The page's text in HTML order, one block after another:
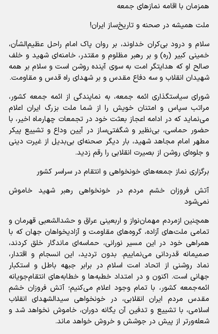
همزمان با اقامه نمازهای جمعه
ملت همیشه در صحنه و تاریخ‌ساز ایران!
سلام و درود بی‌کران خداوند، بر روان پاک امام راحل عظیم‌الشأن،
خمینی کبیر (ره) و بر رهبر مظلوم و مقتدر، خامنه‌ای شهید و خلف
صالح او که هدایتگر امت به سوی آینده روشن است و سلام بر همه
شهیدان انقلاب و سه دفاع مقدس و بر شهدای راه قدس و مقاومت.
شورای سیاستگذاری ائمه جمعه، به نمایندگی از ائمه جمعه کشور،
مراتب سپاس و امتنان خویش را از شما ملت بزرگ ایران اعلام
می‌نماید که در ادامه اعجاز بعثت خود در تجمعات چهارماه اخیر، با
حضور حماسی، بی‌نظیر و شگفتی‌ساز در آیین وداع و تشییع پیکر
مطهر امام مجاهد شهید، بار دیگر صحنه‌ای بی‌بدیل از غیرت دینی
و جلوه‌ای روشن از بصیرت انقلابی را رقم زدید.
برگزاری نماز جمعه‌های خونخواهی و انتقام در سراسر کشور
آتش فروزان خشم مردم در خونخواهی رهبر شهید خاموش
نمی‌شود
همچنین ازمردم مهمان‌نواز و اربعینی عراق و حشدالشعبی قهرمان و
تمامی ملت‌های آزاده، گروه‌های مقاومت و آزادیخواهان جهان که با
همراهی خود در این مسیر نورانی، حماسه‌ای ماندگار خلق کردند،
صمیمانه قدردانی می‌نماییم. بدون تردید، این انسجام و اقتدار،
نماد روشنی از اتحاد امت اسلام در برابر جبهه باطل و استکبار
جهانی است. اکنون و در امتداد خطبه‌ها و خطابه‌های انتقام‌جویانه
ائمه‌جمعه کشور، با تمام وجود اعلام می‌کنیم؛ آتش فروزان خشم
مقدس مردم ایران انقلابی، در خونخواهی سیدالشهدای انقلاب
اسلامی، با تشییع و تدفین آن یگانه دوران، خاموش نخواهد شد و
شعله‌ورتر از پیش در جوشش و خروش خواهد ماند.